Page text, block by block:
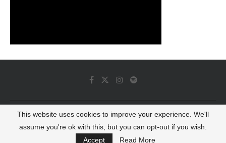
© 2022 - Luminous Dash All Rights Reserved
BACK TO TOP
This website uses cookies to improve your experience. We'll
assume you're ok with this, but you can opt-out if you wish.
Accept
Read More